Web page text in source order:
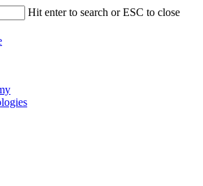
Hit enter to search or ESC to close